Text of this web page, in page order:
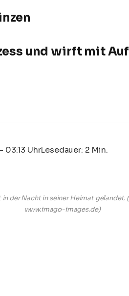
und wirft mit
03:13 UhrLesedauer: 2 Min.
in der Nacht in seiner Heimat gelandet.
www.imago-images.de)